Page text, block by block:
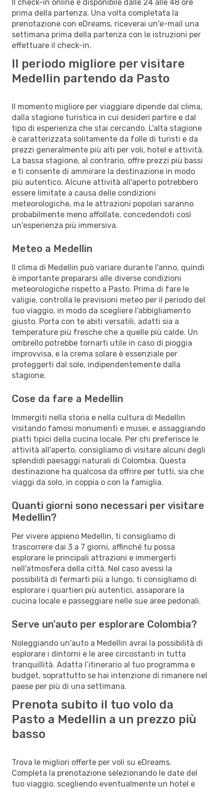
Il check-in online è disponibile dalle 24 alle 48 ore
prima della partenza. Una volta completata la
prenotazione con eDreams, riceverai un'e-mail una
settimana prima della partenza con le istruzioni per
effettuare il check-in.
Il periodo migliore per visitare
Medellin partendo da Pasto
Il momento migliore per viaggiare dipende dal clima,
dalla stagione turistica in cui desideri partire e dal
tipo di esperienza che stai cercando. L’alta stagione
è caratterizzata solitamente da folle di turisti e da
prezzi generalmente più alti per voli, hotel e attività.
La bassa stagione, al contrario, offre prezzi più bassi
e ti consente di ammirare la destinazione in modo
più autentico. Alcune attività all'aperto potrebbero
essere limitate a causa delle condizioni
meteorologiche, ma le attrazioni popolari saranno
probabilmente meno affollate, concedendoti così
un'esperienza più immersiva.
Meteo a Medellin
Il clima di Medellin può variare durante l'anno, quindi
è importante prepararsi alle diverse condizioni
meteorologiche rispetto a Pasto. Prima di fare le
valigie, controlla le previsioni meteo per il periodo del
tuo viaggio, in modo da scegliere l'abbigliamento
giusto. Porta con te abiti versatili, adatti sia a
temperature più fresche che a quelle più calde. Un
ombrello potrebbe tornarti utile in caso di pioggia
improvvisa, e la crema solare è essenziale per
proteggerti dal sole, indipendentemente dalla
stagione.
Cose da fare a Medellin
Immergiti nella storia e nella cultura di Medellin
visitando famosi monumenti e musei, e assaggiando
piatti tipici della cucina locale. Per chi preferisce le
attività all'aperto, consigliamo di visitare alcuni degli
splendidi paesaggi naturali di Colombia. Questa
destinazione ha qualcosa da offrire per tutti, sia che
viaggi da solo, in coppia o con la famiglia.
Quanti giorni sono necessari per visitare
Medellin?
Per vivere appieno Medellin, ti consigliamo di
trascorrere dai 3 a 7 giorni, affinché tu possa
esplorare le principali attrazioni e immergerti
nell'atmosfera della città. Nel caso avessi la
possibilità di fermarti più a lungo, ti consigliamo di
esplorare i quartieri più autentici, assaporare la
cucina locale e passeggiare nelle sue aree pedonali.
Serve un'auto per esplorare Colombia?
Noleggiando un'auto a Medellin avrai la possibilità di
esplorare i dintorni e le aree circostanti in tutta
tranquillità. Adatta l’itinerario al tuo programma e
budget, soprattutto se hai intenzione di rimanere nel
paese per più di una settimana.
Prenota subito il tuo volo da
Pasto a Medellin a un prezzo più
basso
Trova le migliori offerte per voli su eDreams.
Completa la prenotazione selezionando le date del
tuo viaggio, scegliendo eventualmente un hotel e